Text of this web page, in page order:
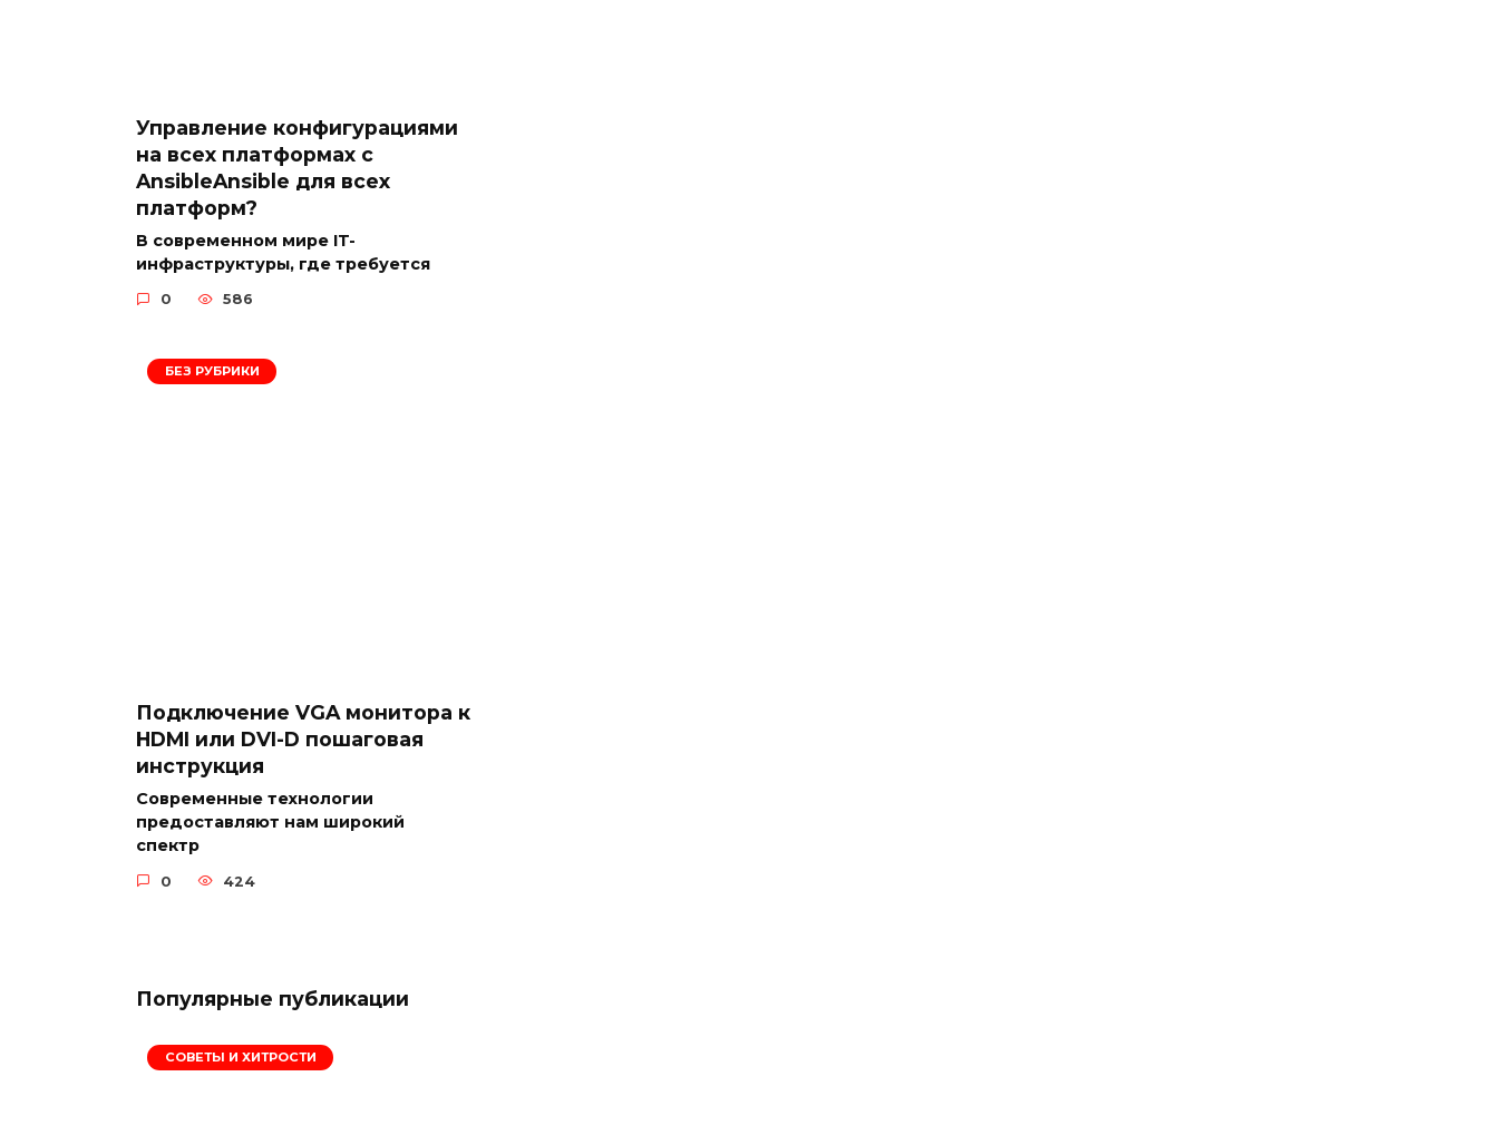
Управление конфигурациями
на всех платформах с
AnsibleAnsible для всех
платформ?
В современном мире IT-
инфраструктуры, где требуется
0 586
БЕЗ РУБРИКИ
Подключение VGA монитора к
HDMI или DVI-D пошаговая
инструкция
Современные технологии
предоставляют нам широкий
спектр
0 424
Популярные публикации
СОВЕТЫ И ХИТРОСТИ